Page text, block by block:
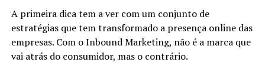
A primeira dica tem a ver com um conjunto de
estratégias que tem transformado a presença online das
empresas. Com o Inbound Marketing, não é a marca que
vai atrás do consumidor, mas o contrário.